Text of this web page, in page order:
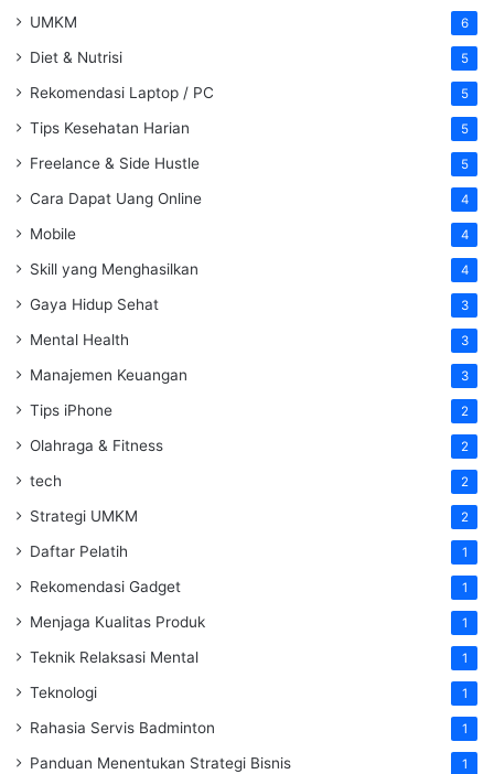
UMKM 6
Diet & Nutrisi 5
Rekomendasi Laptop / PC 5
Tips Kesehatan Harian 5
Freelance & Side Hustle 5
Cara Dapat Uang Online 4
Mobile 4
Skill yang Menghasilkan 4
Gaya Hidup Sehat 3
Mental Health 3
Manajemen Keuangan 3
Tips iPhone 2
Olahraga & Fitness 2
tech 2
Strategi UMKM 2
Daftar Pelatih 1
Rekomendasi Gadget 1
Menjaga Kualitas Produk 1
Teknik Relaksasi Mental 1
Teknologi 1
Rahasia Servis Badminton 1
Panduan Menentukan Strategi Bisnis 1